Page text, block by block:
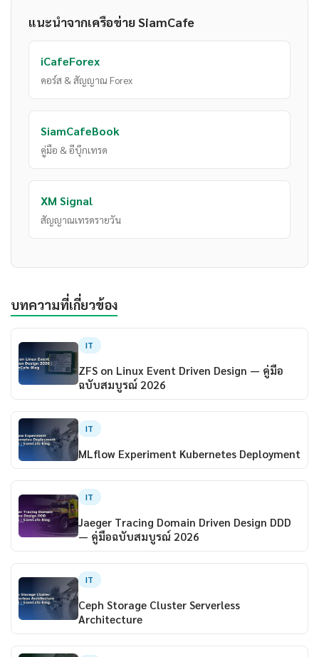
แนะนำจากเครือข่าย SiamCafe
iCafeForex
คอร์ส & สัญญาณ Forex
SiamCafeBook
คู่มือ & อีบุ๊กเทรด
XM Signal
สัญญาณเทรดรายวัน
บทความที่เกี่ยวข้อง
IT
ZFS on Linux Event Driven Design — คู่มือ
ฉบับสมบูรณ์ 2026
IT
MLflow Experiment Kubernetes Deployment
IT
Jaeger Tracing Domain Driven Design DDD
— คู่มือฉบับสมบูรณ์ 2026
IT
Ceph Storage Cluster Serverless
Architecture